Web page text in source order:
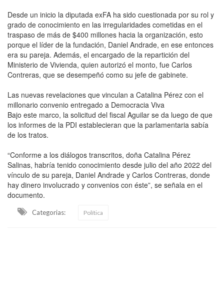
Desde un inicio la diputada exFA ha sido cuestionada por su rol y
grado de conocimiento en las irregularidades cometidas en el
traspaso de más de $400 millones hacia la organización, esto
porque el líder de la fundación, Daniel Andrade, en ese entonces
era su pareja. Además, el encargado de la repartición del
Ministerio de Vivienda, quien autorizó el monto, fue Carlos
Contreras, que se desempeñó como su jefe de gabinete.
Las nuevas revelaciones que vinculan a Catalina Pérez con el
millonario convenio entregado a Democracia Viva
Bajo este marco, la solicitud del fiscal Aguilar se da luego de que
los informes de la PDI establecieran que la parlamentaria sabía
de los tratos.
“Conforme a los diálogos transcritos, doña Catalina Pérez
Salinas, habría tenido conocimiento desde julio del año 2022 del
vínculo de su pareja, Daniel Andrade y Carlos Contreras, donde
hay dinero involucrado y convenios con éste”, se señala en el
documento.
Categorias: Política